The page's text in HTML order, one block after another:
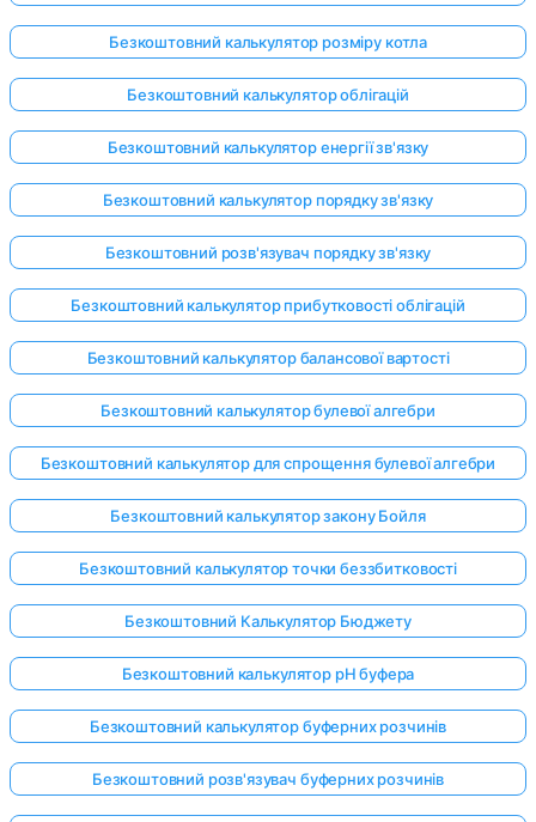
Безкоштовний калькулятор розміру котла
Безкоштовний калькулятор облігацій
Безкоштовний калькулятор енергії зв'язку
Безкоштовний калькулятор порядку зв'язку
Безкоштовний розв'язувач порядку зв'язку
Безкоштовний калькулятор прибутковості облігацій
Безкоштовний калькулятор балансової вартості
Безкоштовний калькулятор булевої алгебри
Безкоштовний калькулятор для спрощення булевої алгебри
Безкоштовний калькулятор закону Бойля
Безкоштовний калькулятор точки беззбитковості
Безкоштовний Калькулятор Бюджету
Безкоштовний калькулятор pH буфера
Безкоштовний калькулятор буферних розчинів
Безкоштовний розв'язувач буферних розчинів